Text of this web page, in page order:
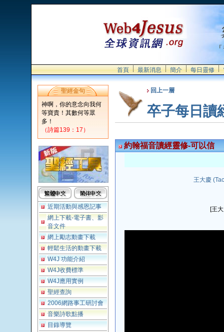
首頁 最新消息 簡介 每日靈修
聖經金句
神啊，你的意念向我何
等寶貴！其數何等眾
多！
（詩篇139：17）
近期活動與感恩記事
網上下載-電子書、影
音文件
網上勵志動畫下載
輕鬆生活的動畫下載
W4J 功能介紹
W4J收費標準
W4J應用實例
聖經查詢
2006網路事工研討會
音樂詩歌點播
目錄導覽
回上一層
卒子每日讀
約翰福音讀經靈修-可以信
王大慶
[王